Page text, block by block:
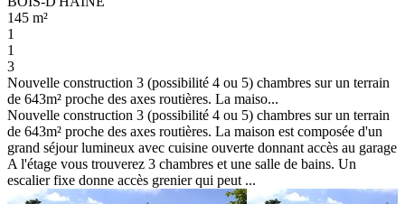
145 m²
1
1
3
Nouvelle construction 3 (possibilité 4 ou 5) chambres sur un terrain
de 643m² proche des axes routières. La maiso...
Nouvelle construction 3 (possibilité 4 ou 5) chambres sur un terrain
de 643m² proche des axes routières. La maison est composée d'un
grand séjour lumineux avec cuisine ouverte donnant accès au garage
A l'étage vous trouverez 3 chambres et une salle de bains. Un
escalier fixe donne accès grenier qui peut ...